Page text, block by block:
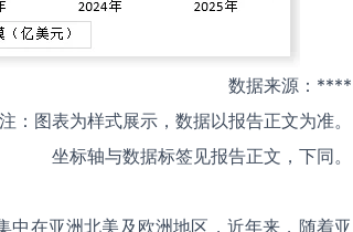
数据来源：****
注：图表为样式展示，数据以报告正文为准。
坐标轴与数据标签见报告正文，下同。
中在亚洲北美及欧洲地区，近年来，随着亚